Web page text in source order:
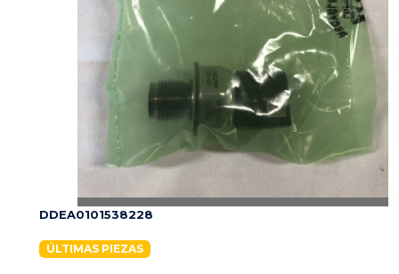
DDEA0101538228
ÚLTIMAS PIEZAS